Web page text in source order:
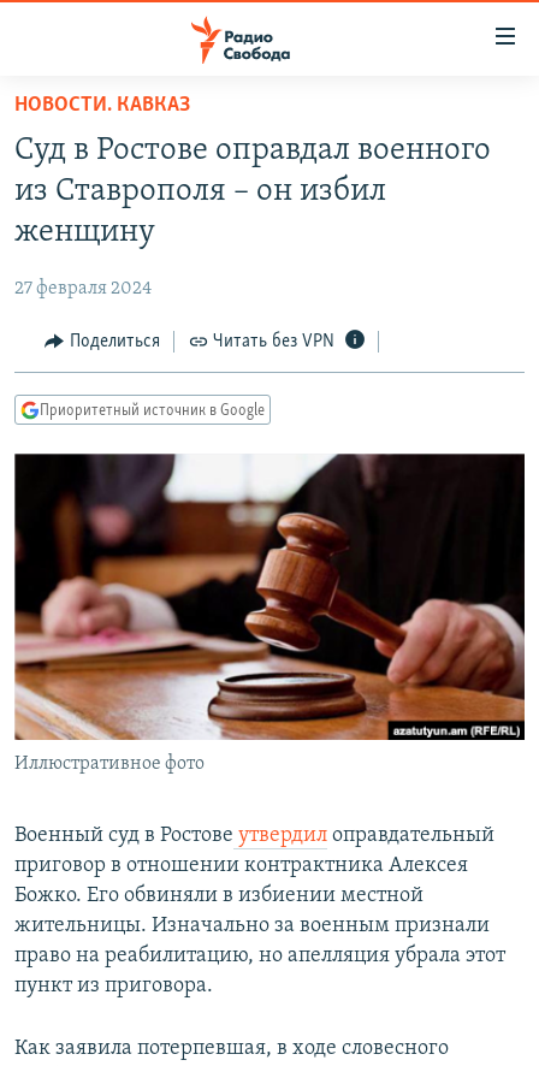
упрощенного
доступа
Вернуться
основному
Вернутся
Вернутся
ПОДКАСТЫ
АВТОРСКИЕ ПРОЕКТЫ
МНЕНИЯ
КУЛЬТУРА
КАВКАЗ.РЕАЛИИ
СЕВЕР.РЕАЛИИ
СИБИРЬ.РЕАЛИИ
РАСПИСАНИЕ ВЕЩАНИЯ
ПОДПИШИТЕСЬ НА РАССЫЛКУ
СОЦИАЛЬНЫЕ СЕТИ
Все сайты РСЕ/РС
НОВОСТИ. КАВКАЗ
Суд в Ростове оправдал военного
из Ставрополя – он избил
женщину
27 февраля 2024
Поделиться Читать без VPN
Приоритетный источник в Google
Иллюстративное фото
Военный суд в Ростове утвердил оправдательный
приговор в отношении контрактника Алексея
Божко. Его обвиняли в избиении местной
жительницы. Изначально за военным признали
право на реабилитацию, но апелляция убрала этот
пункт из приговора.
Как заявила потерпевшая, в ходе словесного